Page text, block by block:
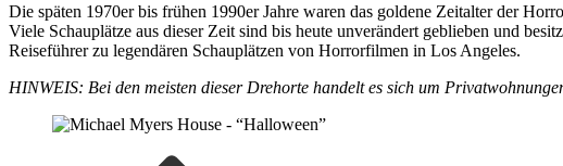
Die späten 1970er bis frühen 1990er Jahre waren das goldene Zeitalter der
Viele Schauplätze aus dieser Zeit sind bis heute unverändert geblieben und
Reiseführer zu legendären Schauplätzen von Horrorfilmen in Los Angeles.
HINWEIS: Bei den meisten dieser Drehorte handelt es sich um